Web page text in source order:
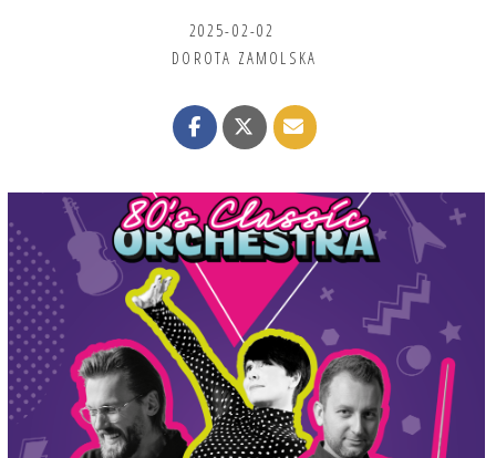
2025-02-02
DOROTA ZAMOLSKA